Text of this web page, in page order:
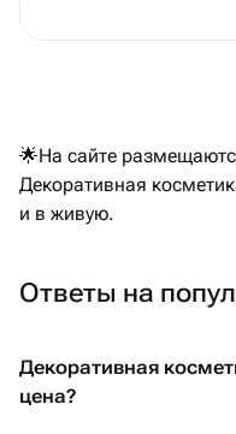
🌟На сайте
Декоративная
и в живую.
Ответы на
Декоративная
цена?